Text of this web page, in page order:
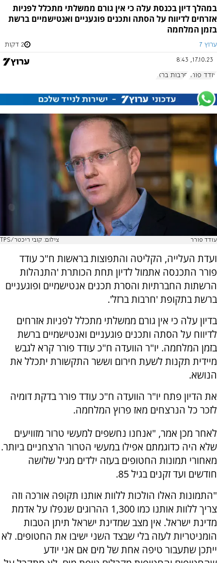
במהלך דיון בכנסת עלה כי אין גורם ממשלתי מתכלל לפניות
אזרחים לדיווח על הסתה ותכנים פוגעניים ואנטישמיים ברשת
בזמן המלחמה
ערוץ 7 2 דקות
17.10.23, 8:43
עודד פורר חרבות ברזל
עודד פורר צילום: קובי ריכטר/TPS
ועדת העלייה, הקליטה והתפוצות בראשות ח"כ עודד
פורר התכנסה אתמול לדיון תחת הכותרת 'התנהלות
הרשתות החברתיות והסרת תכנים אנטישמיים ופוגעניים
ברשת בתקופת 'חרבות ברזל'.
בדיון עלה כי אין גורם ממשלתי מתכלל לפניות אזרחים
לדיווח על הסתה ותכנים פוגעניים ואנטישמיים ברשת
בזמן המלחמה. יו"ר הוועדה ח"כ עודד פורר קרא לגבש
מיידית תקנות לשעת חירום וששר התקשורת יתכלל את
הנושא.
את הדיון פתח יו"ר הוועדה ח"כ עודד פורר בדקת דומיה
לזכר כל הנרצחים מאז פרוץ המלחמה.
לאחר מכן אמר, "אנחנו נחשפים למעשי טרור מזוויעים
שלא היה כדוגמתם אפילו במעשי הטרור הרצחניים ביותר.
מאחורי תמונות החטופים בעזה ילדים מגיל שלושה
חודשים ועד זקנים בגיל 85.
"התמונות האלו הולכות ללוות אותנו תקופה אורכה וזה
צריך ללוות אותנו כמו 1,300 ההרוגים שנפלו על אדמת
מדינת ישראל. אין מצב שמדינת ישראל תיתן הטבות
הומניטריות לעזה בלי שבצד השני ישיבו את החטופים. לא
ייתכן שתעבור טיפה אחת של מים אם אני יודע